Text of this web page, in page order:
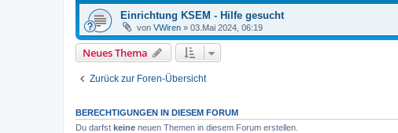
Einrichtung KSEM - Hilfe gesucht
von VWiren » 03.Mai 2024, 06:19
Neues Thema
Zurück zur Foren-Übersicht
BERECHTIGUNGEN IN DIESEM FORUM
Du darfst keine neuen Themen in diesem Forum erstellen.